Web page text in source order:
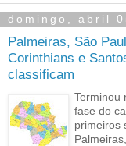
domingo, abril
Palmeiras, São
Corinthians e
classificam
Terminou
fase do
primeiros
Palmeiras,